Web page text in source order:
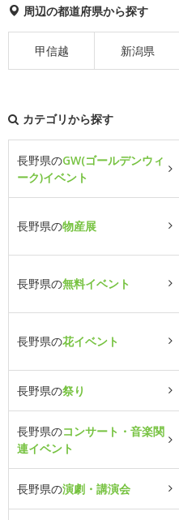
周辺の都道府県から探す
甲信越 新潟県
カテゴリから探す
長野県のGW(ゴールデンウィ
ーク)イベント
長野県の物産展
長野県の無料イベント
長野県の花イベント
長野県の祭り
長野県のコンサート・音楽関
連イベント
長野県の演劇・講演会